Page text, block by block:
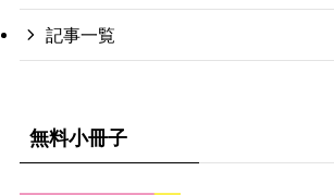
記事一覧
無料小冊子